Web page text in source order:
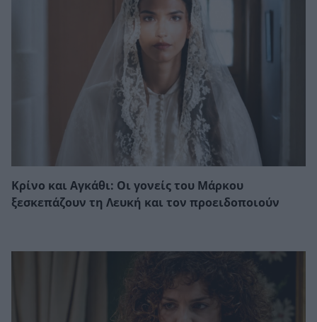
Κρίνο και Αγκάθι: Οι γονείς του Μάρκου
ξεσκεπάζουν τη Λευκή και τον προειδοποιούν